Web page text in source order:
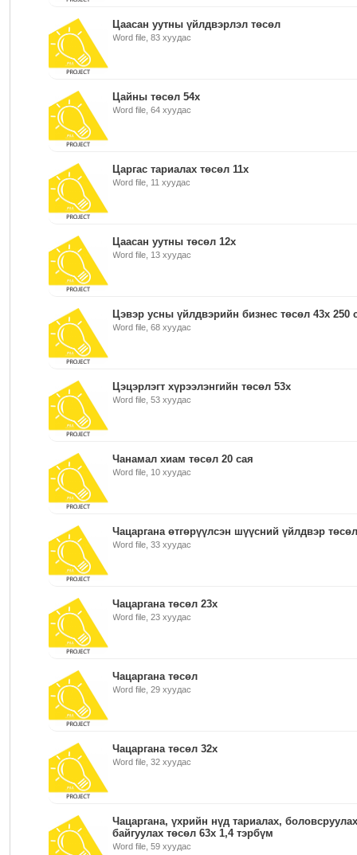
Цаасан уутны үйлдвэрлэл төсөл
Word file, 83 хуудас
Цайны төсөл 54x
Word file, 64 хуудас
Царгас тариалах төсөл 11x
Word file, 11 хуудас
Цаасан уутны төсөл 12х
Word file, 13 хуудас
Цэвэр усны үйлдвэрийн бизнес төсөл 43х 250
Word file, 68 хуудас
Цэцэрлэгт хүрээлэнгийн төсөл 53x
Word file, 53 хуудас
Чанамал хиам төсөл 20 сая
Word file, 10 хуудас
Чацаргана өтгөрүүлсэн шүүсний үйлдвэр
Word file, 33 хуудас
Чацаргана төсөл 23x
Word file, 23 хуудас
Чацаргана төсөл
Word file, 29 хуудас
Чацаргана төсөл 32x
Word file, 32 хуудас
Чацаргана, үхрийн нүд тариалах,
байгуулах төсөл 63x 1,4 тэрбүм
Word file, 59 хуудас